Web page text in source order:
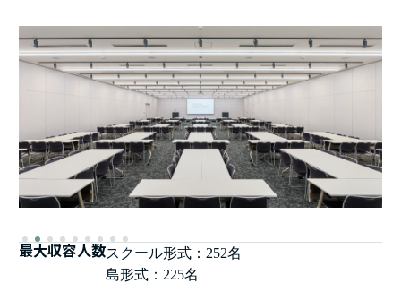
最大収容人数スクール形式：252名
島形式：225名